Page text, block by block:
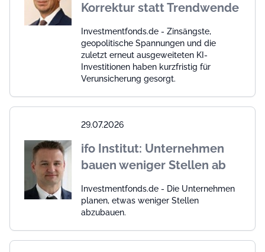
Korrektur statt Trendwende
Investmentfonds.de - Zinsängste,
geopolitische Spannungen und die
zuletzt erneut ausgeweiteten KI-
Investitionen haben kurzfristig für
Verunsicherung gesorgt.
29.07.2026
ifo Institut: Unternehmen
bauen weniger Stellen ab
Investmentfonds.de - Die Unternehmen
planen, etwas weniger Stellen
abzubauen.